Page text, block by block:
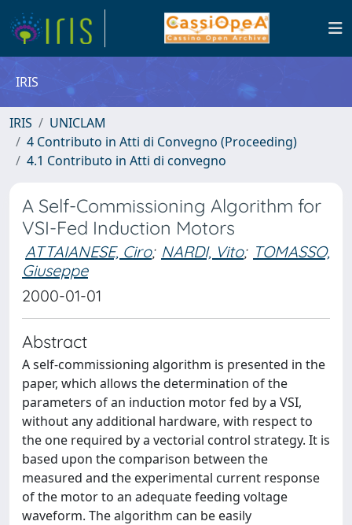
IRIS
IRIS
UNICLAM
4 Contributo in Atti di Convegno (Proceeding)
4.1 Contributo in Atti di convegno
A Self-Commissioning Algorithm for
VSI-Fed Induction Motors
ATTAIANESE, Ciro; NARDI, Vito; TOMASSO,
Giuseppe
2000-01-01
Abstract
A self-commissioning algorithm is presented in the
paper, which allows the determination of the
parameters of an induction motor fed by a VSI,
without any additional hardware, with respect to
the one required by a vectorial control strategy. It is
based upon the comparison between the
measured and the experimental current response
of the motor to an adequate feeding voltage
waveform. The algorithm can be easily